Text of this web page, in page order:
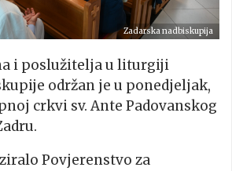
Zadarska nadbiskupija
i poslužitelja u liturgiji
održan je u ponedjeljak,
crkvi sv. Ante Padovanskog
Povjerenstvo za